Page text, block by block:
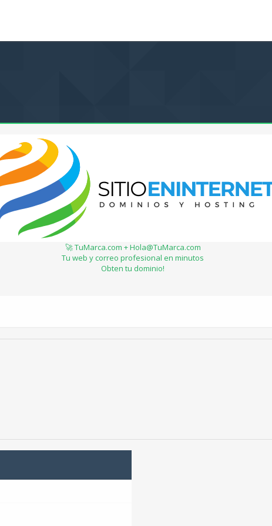
🚀 TuMarca.com + Hola@TuMarca.com
Tu web y correo profesional en minutos
Obten tu dominio!